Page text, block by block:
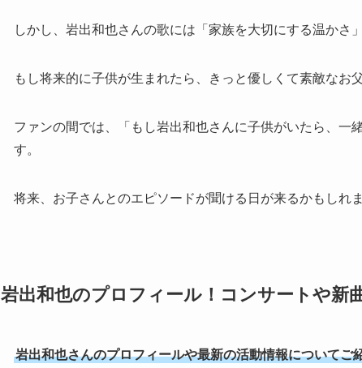
しかし、岩出和也さんの歌には「家族を大切にする温かさ
もし将来的に子供が生まれたら、きっと優しくて素敵なお
ファンの間では、「もし岩出和也さんに子供がいたら、一
す。
将来、お子さんとのエピソードが聞ける日が来るかもしれ
岩出和也のプロフィール！コンサートや新
岩出和也さんのプロフィールや最新の活動情報についてご